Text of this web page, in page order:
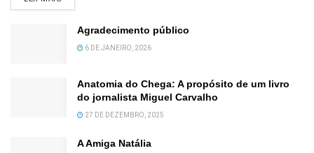
Agradecimento público
6 DE JANEIRO, 2026
Anatomia do Chega: A propósito de um livro
do jornalista Miguel Carvalho
27 DE DEZEMBRO, 2025
A Amiga Natália